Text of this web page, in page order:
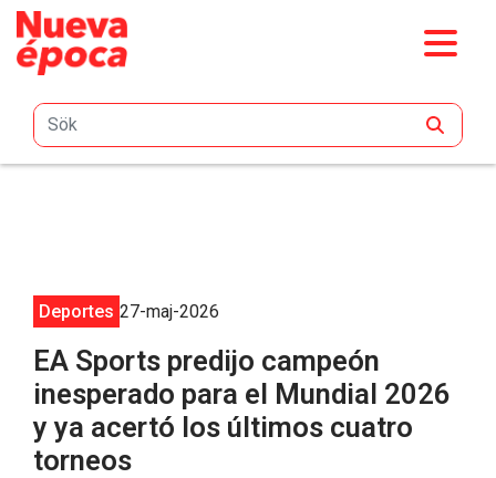
Hoppa till huvudinnehåll
Deportes 27-maj-2026
EA Sports predijo campeón
inesperado para el Mundial 2026
y ya acertó los últimos cuatro
torneos